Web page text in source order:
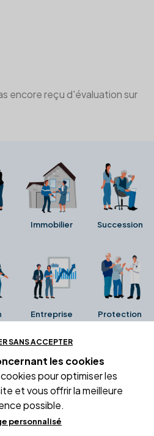
encore reçu d'évaluation sur
Immobilier Succession
Entreprise Protection
de la fiche Google
Ils n'ont ni été collectés ni
par Alexia.fr.
SANS ACCEPTER
les cookies
pour optimiser les
et vous offrir la meilleure
possible.
personnalisé